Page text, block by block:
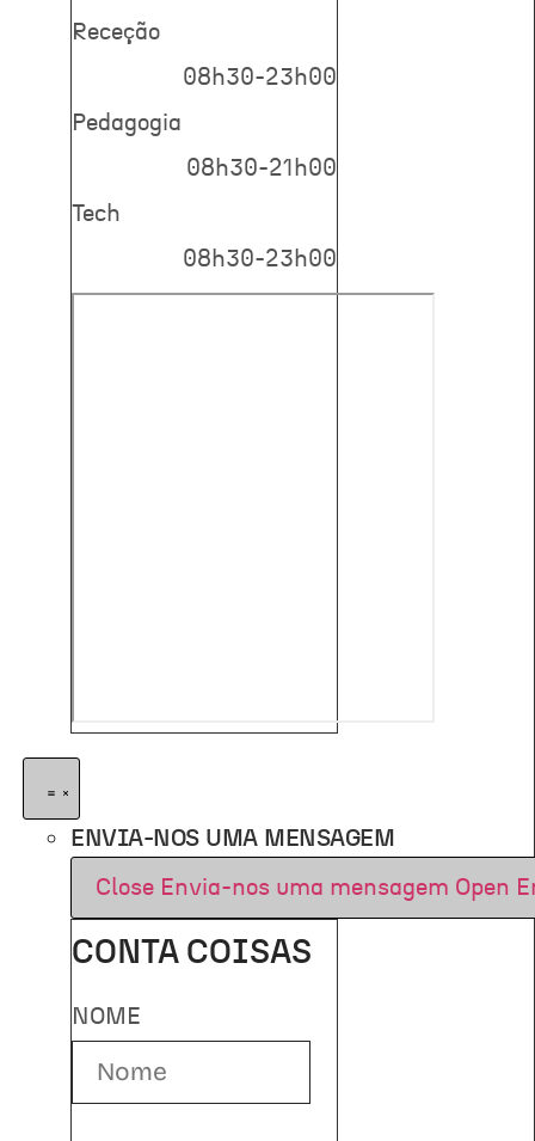
Receção
08h30-23h00
Pedagogia
08h30-21h00
Tech
08h30-23h00
ENVIA-NOS UMA MENSAGEM
Close Envia-nos uma mensagem Open
CONTA COISAS
NOME